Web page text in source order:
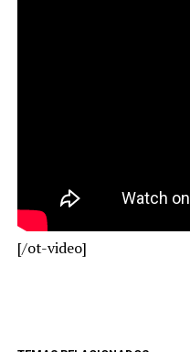
[/ot-video]